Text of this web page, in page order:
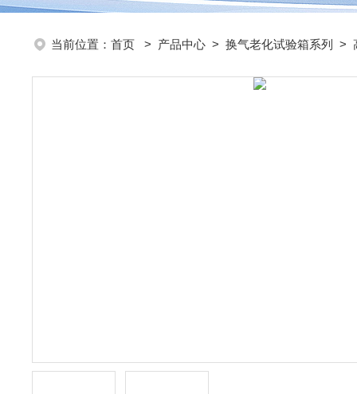
当前位置： 首页 > 产品中心 > 换气老化试验箱系列 >